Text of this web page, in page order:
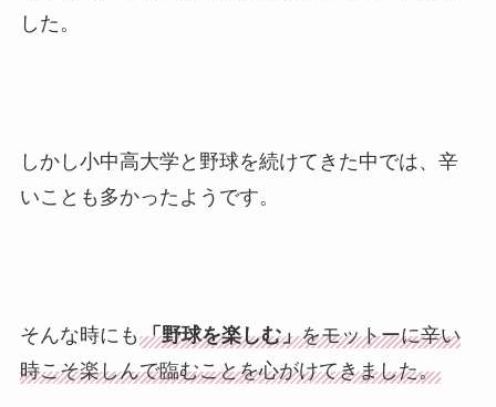
した。
しかし小中高大学と野球を続けてきた中では、辛
いことも多かったようです。
そんな時にも 「野球を楽しむ」をモットーに辛い
時こそ楽しんで臨むことを心がけてきました。